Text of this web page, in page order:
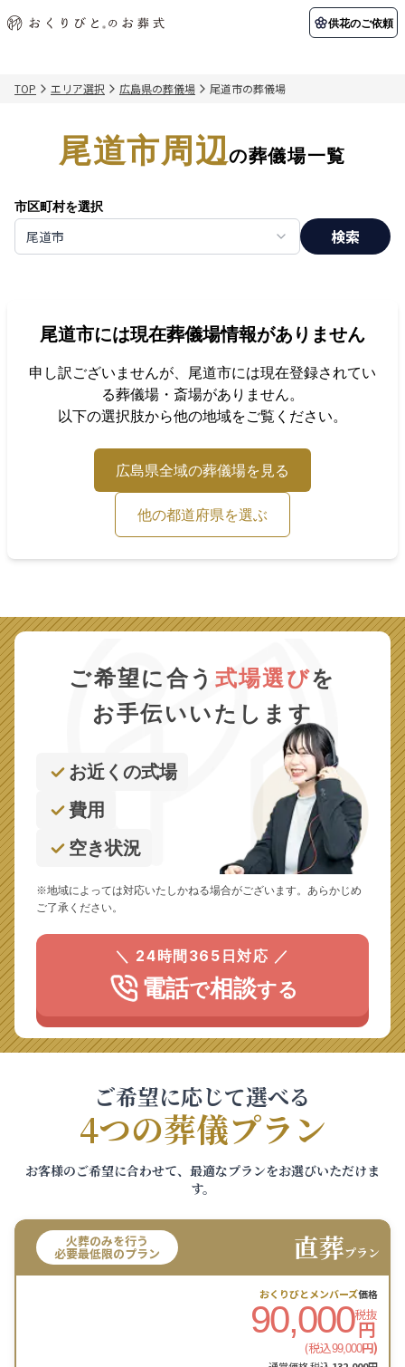
供花のご依頼
納棺の儀とは？
アフターサポート
会社概要 店舗用地募集
関東エリア
千葉県
北海道エリア
お客様の声
供花のご依頼
TOP エリア選択 広島県の葬儀場 尾道市の葬儀場
尾道市周辺の葬儀場一覧
市区町村を選択
尾道市 検索
尾道市には現在葬儀場情報がありません
申し訳ございませんが、 尾道市には現在登録されてい
る葬儀場・斎場がありません。
以下の選択肢から他の地域をご覧ください。
広島県全域の葬儀場を見る
他の都道府県を選ぶ
ご希望に合う 式場選びを
お手伝いいたします
お近くの式場
費用
空き状況
※地域によっては対応いたしかねる場合がございます。あらかじめ
ご了承ください。
＼ 24時間365日対応 ／
電話で相談する
ご希望に応じて選べる
4つの葬儀プラン
お客様のご希望に合わせて、最適なプランをお選びいただけま
す。
火葬のみを行う
必要最低限のプラン 直葬プラン
おくりびとメンバーズ価格
90,000税抜
円
(税込99,000円)